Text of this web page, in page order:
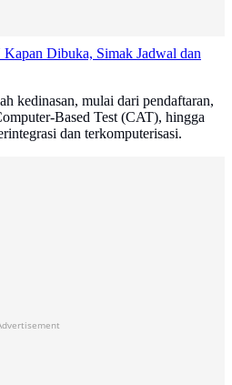
Dibuka, Simak Jadwal dan
kedinasan, mulai dari pendaftaran,
Based Test (CAT), hingga
dan terkomputerisasi.